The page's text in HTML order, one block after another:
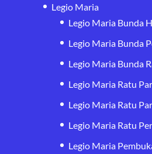
Legio Maria
Legio Maria Bunda
Legio Maria Bunda
Legio Maria Bunda
Legio Maria Ratu
Legio Maria Ratu
Legio Maria Ratu
Legio Maria